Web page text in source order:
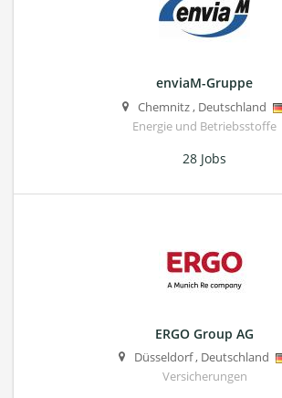
enviaM-Gruppe
Chemnitz, Deutschland
Energie und Betriebsstoffe
28 Jobs
ERGO Group AG
Düsseldorf, Deutschland
Versicherungen